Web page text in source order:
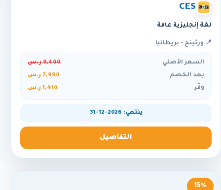
CES
لغة إنجليزية عامة
📍 ورثينج - بريطانيا
السعر الأصلي
9,400 ر.س
بعد الخصم
7,990 ر.س
وفّر
1,410 ر.س
ينتهي: 2026-12-31
التفاصيل
15%